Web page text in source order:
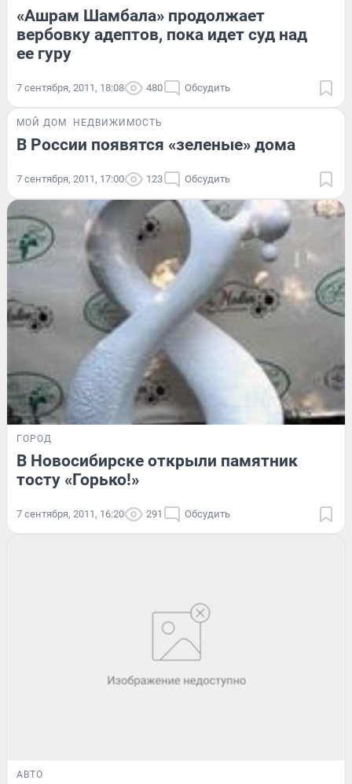
«Ашрам Шамбала» продолжает
вербовку адептов, пока идет суд над
ее гуру
7 сентября, 2011, 18:08 480 Обсудить
МОЙ ДОМ НЕДВИЖИМОСТЬ
В России появятся «зеленые» дома
7 сентября, 2011, 17:00 123 Обсудить
ГОРОД
В Новосибирске открыли памятник
тосту «Горько!»
7 сентября, 2011, 16:20 291 Обсудить
АВТО